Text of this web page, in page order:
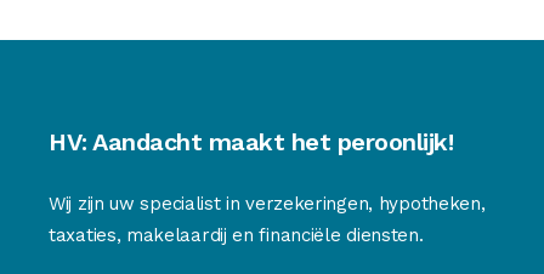
HV: Aandacht maakt het peroonlijk!
Wij zijn uw specialist in verzekeringen, hypotheken,
taxaties, makelaardij en financiële diensten.